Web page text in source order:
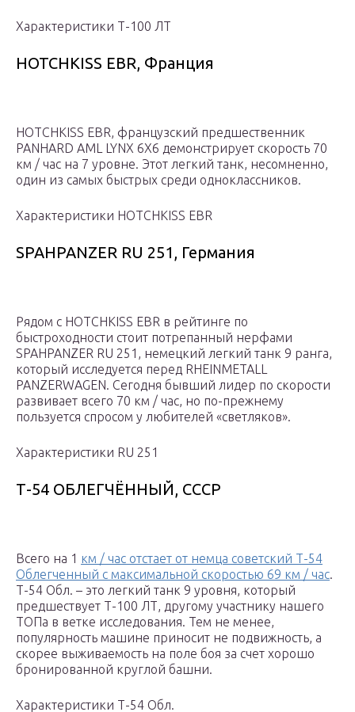
Характеристики Т-100 ЛТ
HOTCHKISS EBR, Франция
HOTCHKISS EBR, французский предшественник
PANHARD AML LYNX 6X6 демонстрирует скорость 70
км / час на 7 уровне. Этот легкий танк, несомненно,
один из самых быстрых среди одноклассников.
Характеристики HOTCHKISS EBR
SPAHPANZER RU 251, Германия
Рядом с HOTCHKISS EBR в рейтинге по
быстроходности стоит потрепанный нерфами
SPAHPANZER RU 251, немецкий легкий танк 9 ранга,
который исследуется перед RHEINMETALL
PANZERWAGEN. Сегодня бывший лидер по скорости
развивает всего 70 км / час, но по-прежнему
пользуется спросом у любителей «светляков».
Характеристики RU 251
Т-54 ОБЛЕГЧЁННЫЙ, СССР
Всего на 1 км / час отстает от немца советский Т-54
Облегченный с максимальной скоростью 69 км / час.
Т-54 Обл. – это легкий танк 9 уровня, который
предшествует Т-100 ЛТ, другому участнику нашего
ТОПа в ветке исследования. Тем не менее,
популярность машине приносит не подвижность, а
скорее выживаемость на поле боя за счет хорошо
бронированной круглой башни.
Характеристики Т-54 Обл.